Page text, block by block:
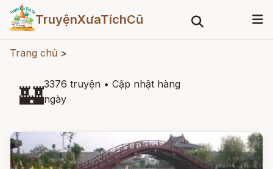
TruyệnXưaTíchCũ
Trang chủ >
🏰3376 truyện • Cập nhật hàng
ngày